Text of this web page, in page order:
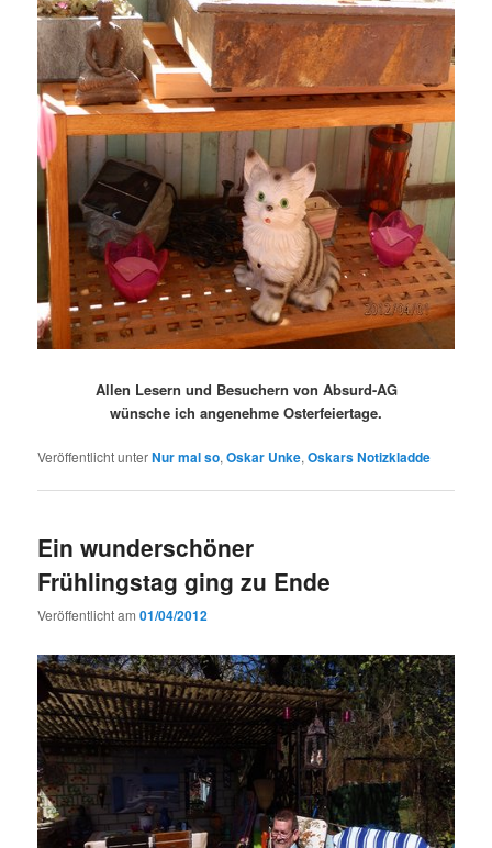
Allen Lesern und Besuchern von Absurd-AG
wünsche ich angenehme Osterfeiertage.
Veröffentlicht unterNur mal so,Oskar Unke,Oskars Notizkladde
Ein wunderschöner
Frühlingstag ging zu Ende
Veröffentlicht am01/04/2012